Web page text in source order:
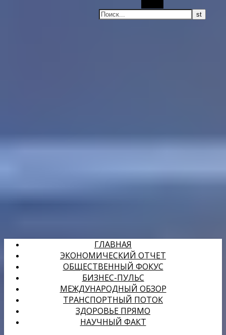
ГЛАВНАЯ
ЭКОНОМИЧЕСКИЙ ОТЧЕТ
ОБЩЕСТВЕННЫЙ ФОКУС
БИЗНЕС-ПУЛЬС
МЕЖДУНАРОДНЫЙ ОБЗОР
ТРАНСПОРТНЫЙ ПОТОК
ЗДОРОВЬЕ ПРЯМО
НАУЧНЫЙ ФАКТ